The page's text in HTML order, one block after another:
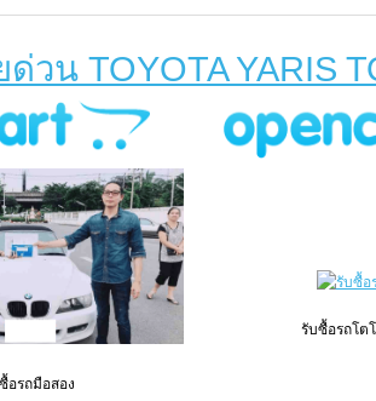
วน TOYOTA YARIS
อรถมือสอง
รับซื้อรถโต